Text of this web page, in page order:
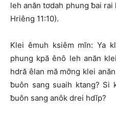
leh anăn tơdah phung ƀai rai
Hriêng 11:10).
Klei êmuh ksiêm mĭn: Ya
phung kpă ênô leh anăn
hdră êlan mă mơ̆ng klei
ƀuôn sang suaih ktang?
ƀuôn sang anôk drei hdĭp?